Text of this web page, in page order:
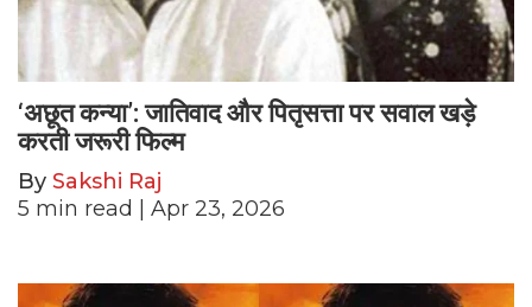
‘अछूत कन्या’: जातिवाद और पितृसत्ता पर सवाल खड़े
करती जरूरी फिल्म
By Sakshi Raj
5 min read | Apr 23, 2026